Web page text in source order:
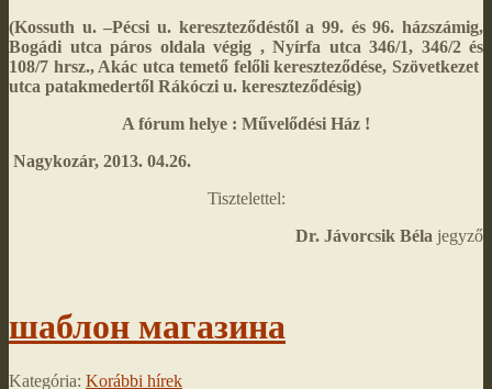
(Kossuth u. –Pécsi u. kereszteződéstől a 99. és 96. házszámig,
Bogádi utca páros oldala végig , Nyírfa utca 346/1, 346/2 és
108/7 hrsz., Akác utca temető felőli kereszteződése, Szövetkezet
utca patakmedertől Rákóczi u. kereszteződésig)
A fórum helye : Művelődési Ház !
Nagykozár, 2013. 04.26.
Tisztelettel:
Dr. Jávorcsik Béla jegyző
шаблон магазина
Kategória: Korábbi hírek